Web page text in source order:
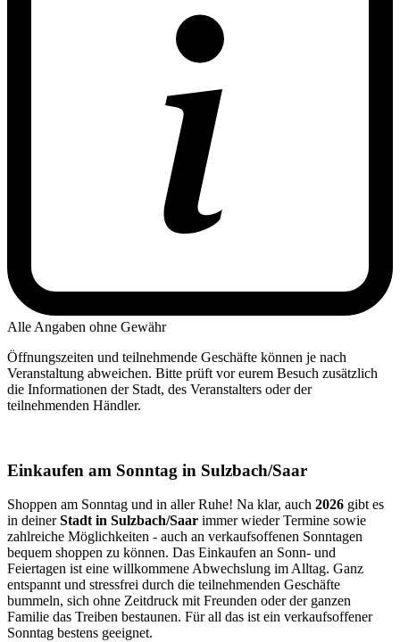
Alle Angaben ohne Gewähr
Öffnungszeiten und teilnehmende Geschäfte können je nach
Veranstaltung abweichen. Bitte prüft vor eurem Besuch zusätzlich
die Informationen der Stadt, des Veranstalters oder der
teilnehmenden Händler.
Einkaufen am Sonntag in Sulzbach/Saar
Shoppen am Sonntag und in aller Ruhe! Na klar, auch 2026 gibt es
in deinerStadt in Sulzbach/Saar immer wieder Termine sowie
zahlreiche Möglichkeiten - auch an verkaufsoffenen Sonntagen
bequem shoppen zu können. Das Einkaufen an Sonn- und
Feiertagen ist eine willkommene Abwechslung im Alltag. Ganz
entspannt und stressfrei durch die teilnehmenden Geschäfte
bummeln, sich ohne Zeitdruck mit Freunden oder der ganzen
Familie das Treiben bestaunen. Für all das ist ein verkaufsoffener
Sonntag bestens geeignet.